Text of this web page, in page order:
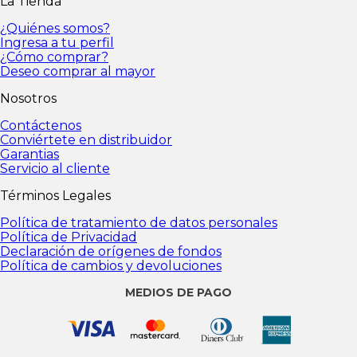
devoluciones
¿Quiénes somos?
Ingresa a tu perfil
¿Cómo comprar?
Deseo comprar al mayor
Nosotros
Contáctenos
Conviértete en distribuidor
Garantias
Servicio al cliente
Términos Legales
Política de tratamiento de datos personales
Política de Privacidad
Declaración de orígenes de fondos
Política de cambios y devoluciones
MEDIOS DE PAGO